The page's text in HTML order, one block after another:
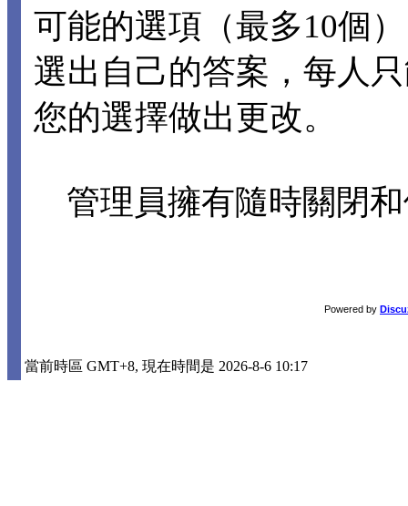
可能的選項（最多10個
選出自己的答案，每人
您的選擇做出更改。
管理員擁有隨時關閉
Powered by
當前時區 GMT+8, 現在時間是 2026-8-6 10:17